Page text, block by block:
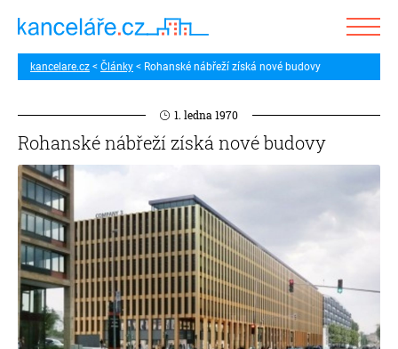
kancelare.cz Články Rohanské nábřeží získá nové budovy
1. ledna 1970
Rohanské nábřeží získá nové budovy